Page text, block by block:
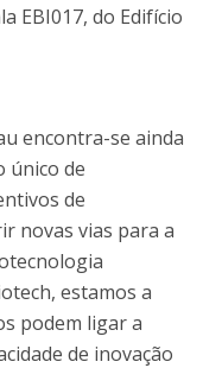
EBI017, do Edifício
encontra-se ainda
único de
de
novas vias para a
estamos a
podem ligar a
de inovação